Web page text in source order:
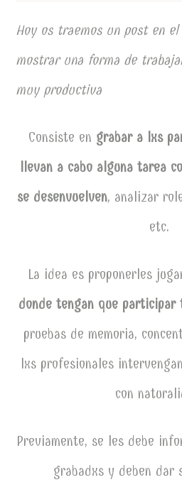
Hoy os traemos un post en
mostrar una forma de
muy productiva
Consiste en grabar a lxs
llevan a cabo alguna tarea
se desenvuelven, analizar
etc.
La idea es proponerles
donde tengan que participar
pruebas de memoria,
lxs profesionales
con
Previamente, se les debe
grabadxs y deben dar